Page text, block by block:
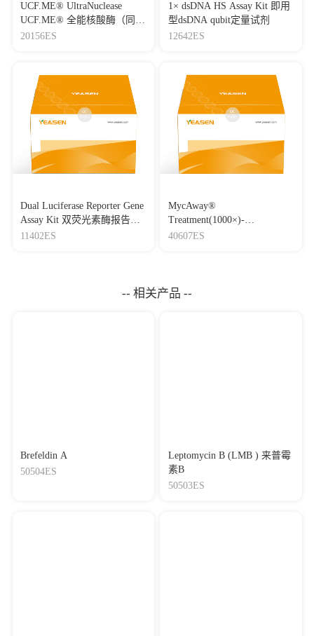
UCF.ME® UltraNuclease
UCF.ME® 全能核酸酶（同
Benzonase）
20156ES
1× dsDNA HS Assay Kit 即用
型dsDNA qubit定量试剂
12642ES
Dual Luciferase Reporter Gene
Assay Kit 双荧光素酶报告基
因检测试剂盒
11402ES
MycAway®
Treatment(1000×)-
Mycoplasma Elimination
40607ES
-- 相关产品 --
Brefeldin A
50504ES
Leptomycin B (LMB ) 来普霉
素B
50503ES